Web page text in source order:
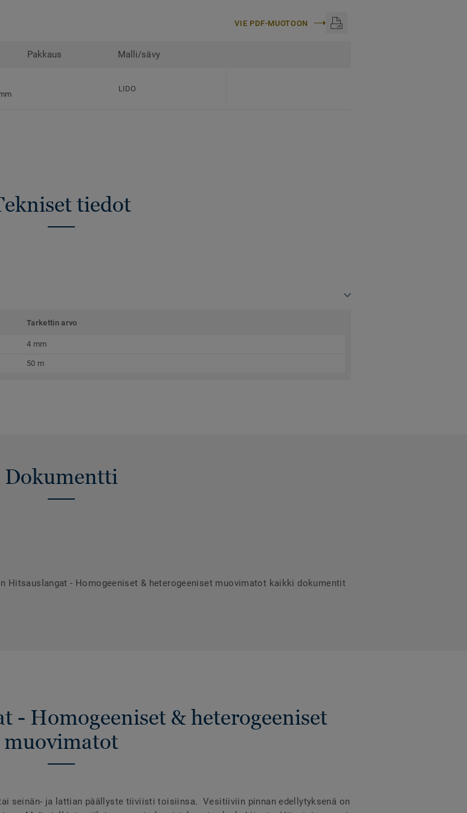
VIE PDF-MUOTOON
Pakkaus Malli/sävy
LIDO
tiedot
Tarkettin arvo
4 mm
50 m
Dokumentti
Hitsauslangat - Homogeeniset & heterogeeniset muovimatot kaikki dokumentit
- Homogeeniset & heterogeeniset
muovimatot
seinän- ja lattian päällyste tiiviisti toisiinsa. Vesitiiviin pinnan edellytyksenä on